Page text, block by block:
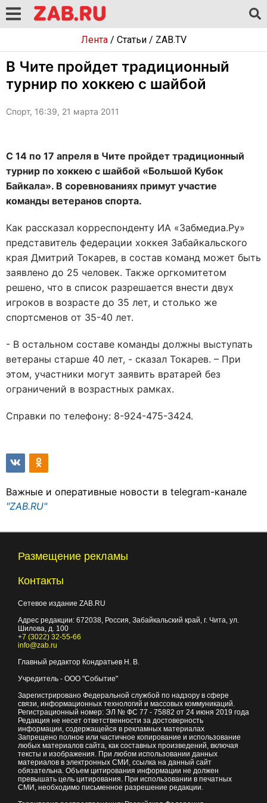
Лента/ Статьи/ ZAB.TV
В Чите пройдет традиционный
турнир по хоккею с шайбой
Спорт, 16:39, 21 марта 2011
С 14 по 17 апреля в Чите пройдет традиционный
турнир по хоккею с шайбой «Большой Кубок
Байкала». В соревнованиях примут участие
команды ветеранов спорта.
Как рассказал корреспонденту ИА «Забмедиа.Ру»
представитель федерации хоккея Забайкальского
края Дмитрий Токарев, в состав команд может быть
заявлено до 25 человек. Также оргкомитетом
решено, что в список разрешается внести двух
игроков в возрасте до 35 лет, и столько же
спортсменов от 35-40 лет.
- В остальном составе команды должны выступать
ветераны старше 40 лет, - сказал Токарев. – При
этом, участники могут заявить вратарей без
ограничений в возрастных рамках.
Справки по телефону: 8-924-475-3424.
Важные и оперативные новости в telegram-канале
"ZAB.RU"
Размещение рекламы
Контакты
Сетевое издание ZAB.RU
Адрес редакции: 672038, Россия, Забайкальский край, г. Чита, ул.
Шилова, д. 100
+7 (3022) 32-55-66
info@zab.ru
Главный редактор Кондратьев Н. В.
Учредитель - ООО "Событие"
Зарегистрировано Федеральной службой по надзору в сфере
связи, информационных технологий и массовых коммуникаций.
Регистрационный номер: ЭЛ № ФС 77 - 75882 от 24 июня 2019 года
Редакция не несет ответственности за достоверность
информации, содержащейся в рекламных материалах
Запрещено полное или частичное копирование и использование
любых материалов сайта, как составных произведений, включая
тексты и изображения. При любом использовании данных
материалов в электронных СМИ, ссылка на данный сайт
обязательна. Объем цитирования информации не должен
превышать цель цитирования. При использовании в печатных
СМИ, необходимо письменное разрешение редакции.